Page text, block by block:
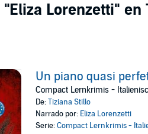
"Eliza Lorenzetti" en
Un piano quasi
Compact Lernkrimis -
De:Tiziana Stillo
Narrado por: Eliza Lorenzetti
Serie:Compact Lernkrimis -